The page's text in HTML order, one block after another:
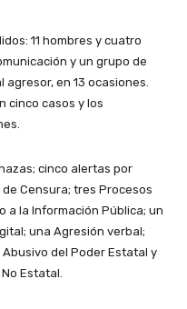
11 hombres y cuatro
y un grupo de
en 13 ocasiones.
cinco casos y los
cinco alertas por
Censura; tres Procesos
a la Información Pública; un
una Agresión verbal;
del Poder Estatal y
Estatal.